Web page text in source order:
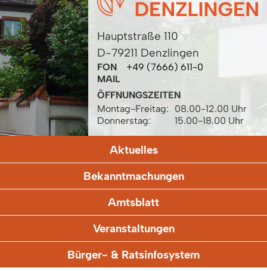
Hauptstraße 110
D-79211 Denzlingen
FON
+49 (7666) 611-0
MAIL
ÖFFNUNGSZEITEN
Montag-Freitag:
08.00-12.00 Uhr
Donnerstag:
15.00-18.00 Uhr
Aktuelles
Bekanntmachungen
Amtsblatt
Veranstaltungen
Bürger- & Ratsinfosystem